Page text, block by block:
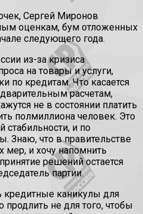
Сергей Миронов
оценкам, бум отложенных
следующего года.
из-за кризиса
на товары и услуги,
по кредитам. Что касается
расчетам,
не в состоянии платить
полмиллиона человек. Это
стабильности, и по
Знаю, что в правительстве
мер, и хочу напомнить
решений остается
партии.
каникулы для
продлить не для того, чтобы